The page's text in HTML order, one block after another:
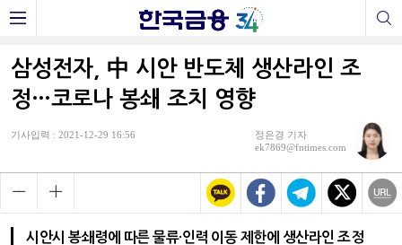
삼성전자, 中 시안 반도체 생산라인 조
정…코로나 봉쇄 조치 영향
기사입력 : 2021-12-29 16:56
정은경 기자
ek7869@fntimes.com
시안시 봉쇄령에 따른 물류·인력 이동 제한에 생산라인 조정